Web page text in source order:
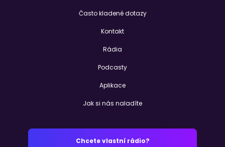
Často kladené dotazy
Kontakt
Rádia
Podcasty
Aplikace
Jak si nás naladíte
Chcete vlastní rádio?